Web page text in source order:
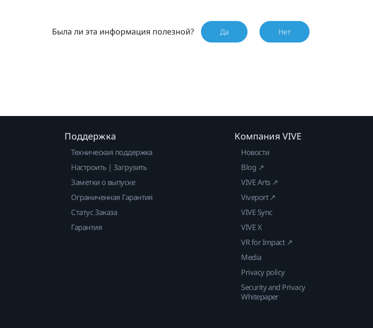
Была ли эта информация полезной? Да Нет
Поддержка
Техническая поддержка
Настроить | Загрузить
Заметки о выпуске
Ограниченная Гарантия
Статус Заказа
Гарантия
Компания VIVE
Новости
Blog ↗
VIVE Arts ↗
Viveport ↗
VIVE Sync
VIVE X
VR for Impact ↗
Media
Privacy policy
Security and Privacy
Whitepaper